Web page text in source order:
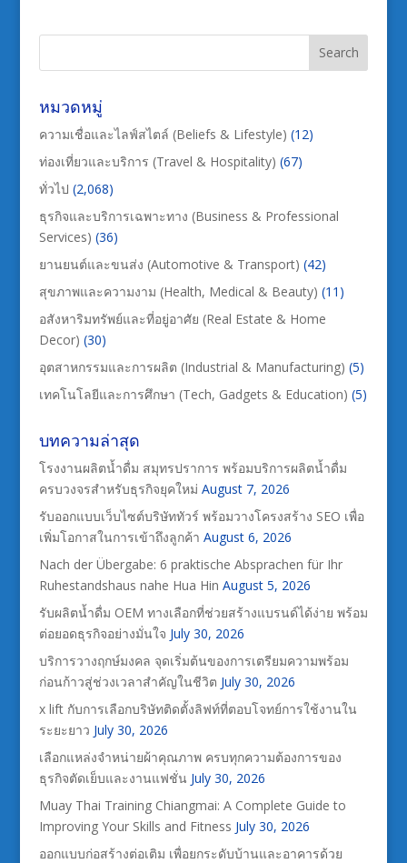
หมวดหมู่
ความเชื่อและไลฟ์สไตล์ (Beliefs & Lifestyle) (12)
ท่องเที่ยวและบริการ (Travel & Hospitality) (67)
ทั่วไป (2,068)
ธุรกิจและบริการเฉพาะทาง (Business & Professional
Services) (36)
ยานยนต์และขนส่ง (Automotive & Transport) (42)
สุขภาพและความงาม (Health, Medical & Beauty) (11)
อสังหาริมทรัพย์และที่อยู่อาศัย (Real Estate & Home
Decor) (30)
อุตสาหกรรมและการผลิต (Industrial & Manufacturing) (5)
เทคโนโลยีและการศึกษา (Tech, Gadgets & Education) (5)
บทความล่าสุด
โรงงานผลิตน้ำดื่ม สมุทรปราการ พร้อมบริการผลิตน้ำดื่ม
ครบวงจรสำหรับธุรกิจยุคใหม่ August 7, 2026
รับออกแบบเว็บไซต์บริษัททัวร์ พร้อมวางโครงสร้าง SEO เพื่อ
เพิ่มโอกาสในการเข้าถึงลูกค้า August 6, 2026
Nach der Übergabe: 6 praktische Absprachen für Ihr
Ruhestandshaus nahe Hua Hin August 5, 2026
รับผลิตน้ำดื่ม OEM ทางเลือกที่ช่วยสร้างแบรนด์ได้ง่าย พร้อม
ต่อยอดธุรกิจอย่างมั่นใจ July 30, 2026
บริการวางฤกษ์มงคล จุดเริ่มต้นของการเตรียมความพร้อม
ก่อนก้าวสู่ช่วงเวลาสำคัญในชีวิต July 30, 2026
x lift กับการเลือกบริษัทติดตั้งลิฟท์ที่ตอบโจทย์การใช้งานใน
ระยะยาว July 30, 2026
เลือกแหล่งจำหน่ายผ้าคุณภาพ ครบทุกความต้องการของ
ธุรกิจตัดเย็บและงานแฟชั่น July 30, 2026
Muay Thai Training Chiangmai: A Complete Guide to
Improving Your Skills and Fitness July 30, 2026
ออกแบบก่อสร้างต่อเติม เพื่อยกระดับบ้านและอาคารด้วย